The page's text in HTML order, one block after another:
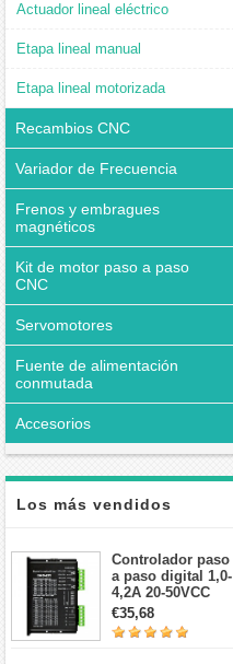
Actuador lineal eléctrico
Etapa lineal manual
Etapa lineal motorizada
Recambios CNC
Variador de Frecuencia
Frenos y embragues
magnéticos
Kit de motor paso a paso
CNC
Servomotores
Fuente de alimentación
conmutada
Accesorios
Los más vendidos
Controlador paso
a paso digital 1,0-
4,2A 20-50VCC
para motor paso a
paso Nema 17, 23,
24
€35,68